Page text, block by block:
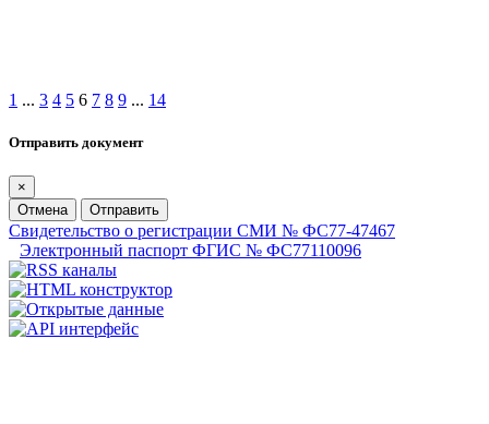
1 ... 3 4 5 6 7 8 9 ... 14
Отправить документ
×
Отмена
Отправить
Свидетельство о регистрации СМИ № ФС77-47467
Электронный паспорт ФГИС № ФС77110096